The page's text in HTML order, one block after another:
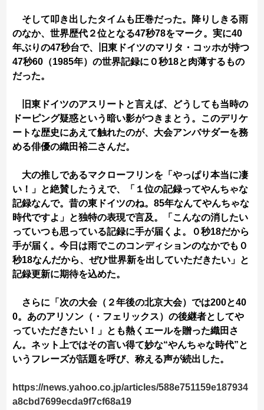
そして叩き出したタイムも圧巻だった。降りしきる雨
のなか、世界歴代２位となる47秒78をマーク。実に40
年ぶりの47秒台で、旧東ドイツのマリタ・コッホが持つ
47秒60（1985年）の世界記録に０秒18と肉薄するもの
だった。
旧東ドイツのアスリートと言えば、どうしても当時の
ドーピング疑惑という暗い影がつきまとう。このデリケ
ートな歴史にあえて触れたのが、大会アンバサダーを務
める俳優の織田裕二さんだ。
大の推しであるマクローフリンを「やっぱり本当に凄
い！」と絶賛したうえで、「１位の記録ってやんちゃな
記録なんで。昔の東ドイツのね。85年なんてやんちゃな
時代ですよ」と独特の表現で言及。「こんなの消したい
っていつも思っている記録に手が届くよ。０秒18だから
手が届く。今日は雨でこのコンディションのなかでも０
秒18なんだから、ぜひ世界新を出していただきたい」と
記録更新に期待を込めた。
さらに「次の大会（２年後の北京大会）では200と40
0。あのアリソン（・フェリックス）の後継者としてや
っていただきたい！」とも熱くエールを贈った織田さ
ん。ネット上ではその言い得て妙な“やんちゃな時代”と
いうフレーズが話題を呼び、称える声が続出した。
https://news.yahoo.co.jp/articles/588e751159e187934
a8cbd7699ecda9f7cf68a19